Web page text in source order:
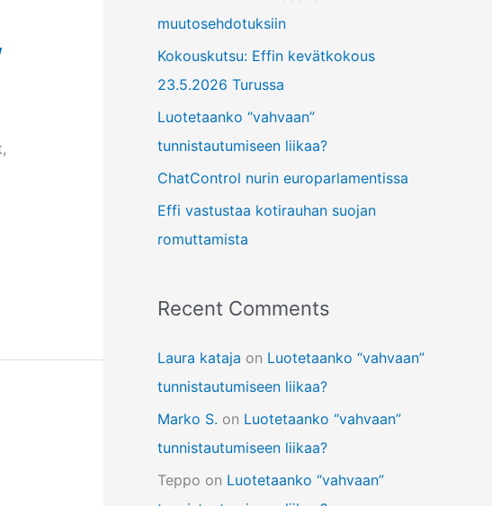
o
r
:
muutosehdotuksiin
Kokouskutsu: Effin kevätkokous
23.5.2026 Turussa
Luotetaanko “vahvaan”
tunnistautumiseen liikaa?
ChatControl nurin europarlamentissa
Effi vastustaa kotirauhan suojan
romuttamista
Recent Comments
Laura kataja on Luotetaanko “vahvaan”
tunnistautumiseen liikaa?
Marko S. on Luotetaanko “vahvaan”
tunnistautumiseen liikaa?
Teppo on Luotetaanko “vahvaan”